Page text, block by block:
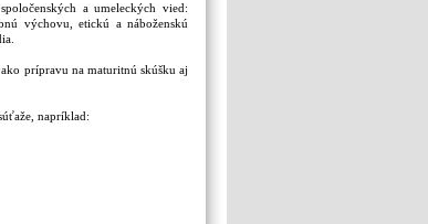
a umeleckých vied:
výchovu, etickú a náboženskú
prípravu na maturitnú skúšku aj
napríklad: